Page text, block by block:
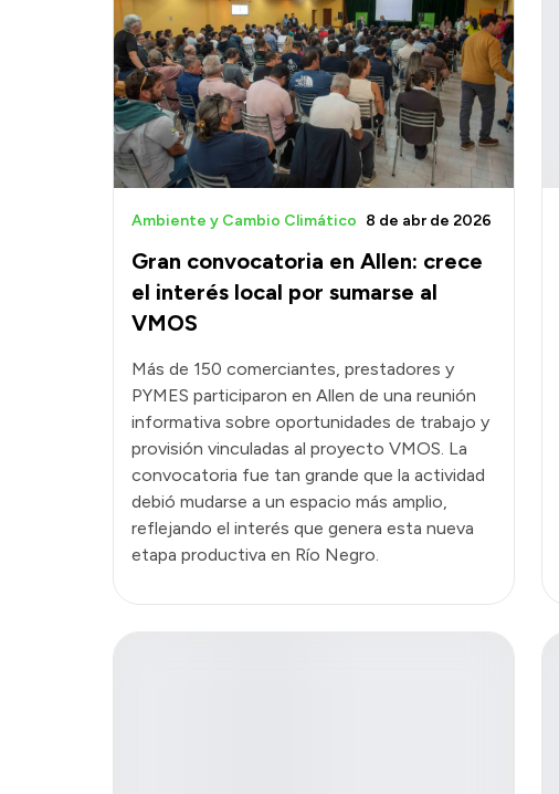
Gran convocatoria en Allen: crece
el interés local por sumarse al
VMOS
Ambiente y Cambio Climático 8 de abr de 2026
Más de 150 comerciantes, prestadores y
PYMES participaron en Allen de una reunión
informativa sobre oportunidades de trabajo y
provisión vinculadas al proyecto VMOS. La
convocatoria fue tan grande que la actividad
debió mudarse a un espacio más amplio,
reflejando el interés que genera esta nueva
etapa productiva en Río Negro.